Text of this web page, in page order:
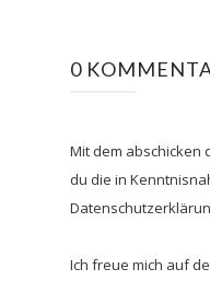
0
Mit dem abschicken
du die in
Ich freue mich auf